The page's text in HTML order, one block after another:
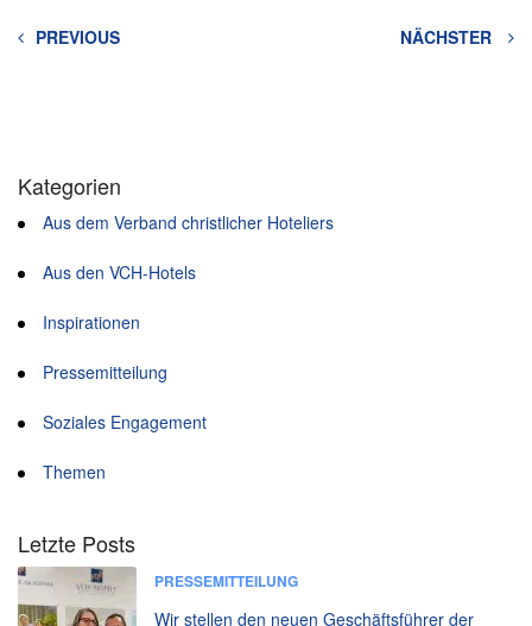
PREVIOUS NÄCHSTER
Kategorien
Aus dem Verband christlicher Hoteliers
Aus den VCH-Hotels
Inspirationen
Pressemitteilung
Soziales Engagement
Themen
Letzte Posts
PRESSEMITTEILUNG
Wir stellen den neuen Geschäftsführer der